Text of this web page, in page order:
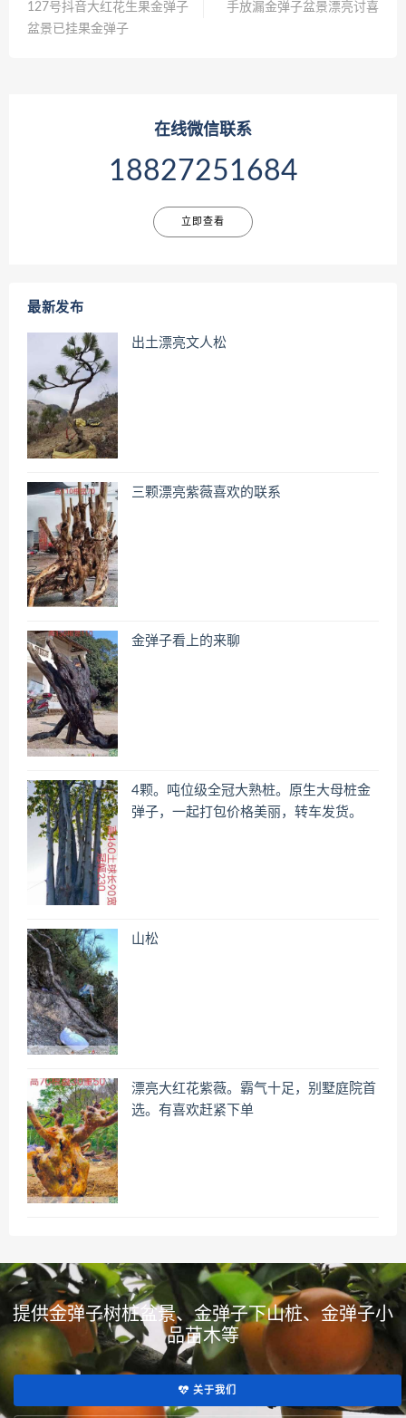
127号抖音大红花生果金弹子
盆景已挂果金弹子
手放漏金弹子盆景漂亮讨喜
在线微信联系
18827251684
立即查看
最新发布
出土漂亮文人松
三颗漂亮紫薇喜欢的联系
金弹子看上的来聊
4颗。吨位级全冠大熟桩。原生大母桩金
弹子，一起打包价格美丽，转车发货。
山松
漂亮大红花紫薇。霸气十足，别墅庭院首
选。有喜欢赶紧下单
提供金弹子树桩盆景、金弹子下山桩、金弹子小
品苗木等
关于我们